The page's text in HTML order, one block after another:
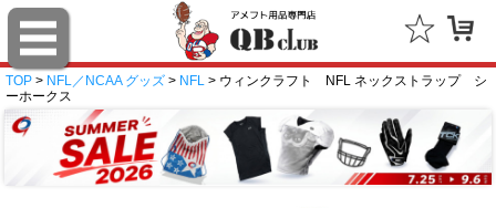
TOP > NFL／NCAA グッズ > NFL > ウィンクラフト NFL ネックストラップ シ
ーホークス